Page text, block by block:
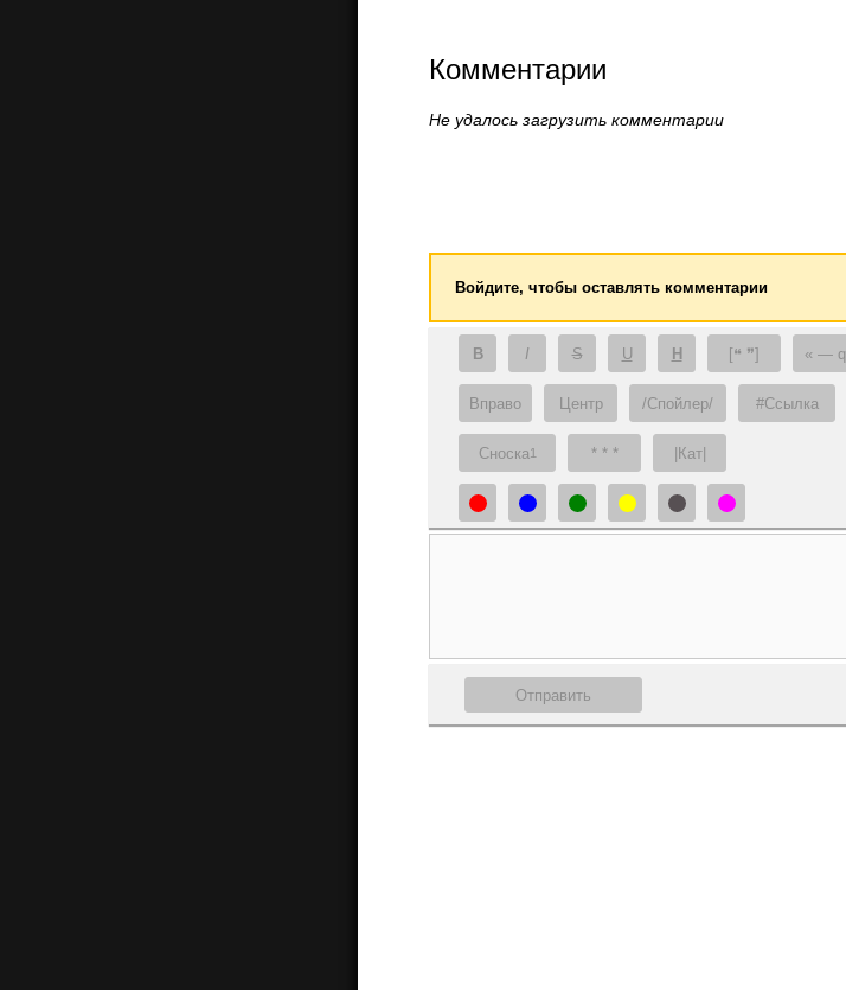
Комментарии
Не удалось загрузить комментарии
Войдите, чтобы оставлять комментарии
B I S U H [❝ ❞] — q
Вправо Центр /Спойлер/ #Ссылка
Сноска1 * * * |Кат|